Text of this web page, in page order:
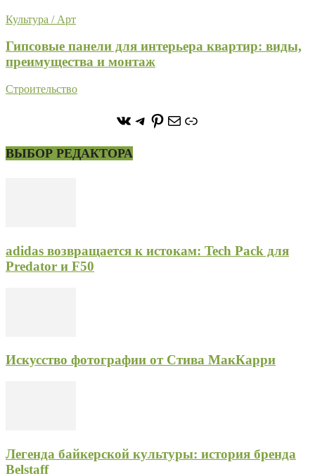
Культура / Арт
Гипсовые панели для интерьера квартир: виды,
преимущества и монтаж
Строительство
https://vk.com/
https://t.me/stoneforest
https://
ПочтаСсылка
ВЫБОР РЕДАКТОРА
adidas возвращается к истокам: Tech Pack для
Predator и F50
Искусство фотографии от Стива МакКарри
Легенда байкерской культуры: история бренда
Belstaff